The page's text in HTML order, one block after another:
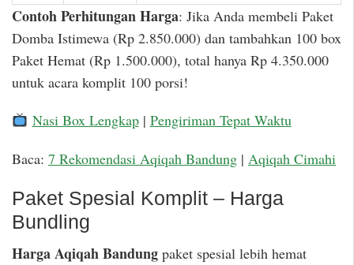
Contoh Perhitungan Harga: Jika Anda membeli Paket
Domba Istimewa (Rp 2.850.000) dan tambahkan 100 box
Paket Hemat (Rp 1.500.000), total hanya Rp 4.350.000
untuk acara komplit 100 porsi!
Nasi Box Lengkap| Pengiriman Tepat Waktu
Baca: 7 Rekomendasi Aqiqah Bandung | Aqiqah Cimahi
Paket Spesial Komplit – Harga
Bundling
Harga Aqiqah Bandung paket spesial lebih hemat